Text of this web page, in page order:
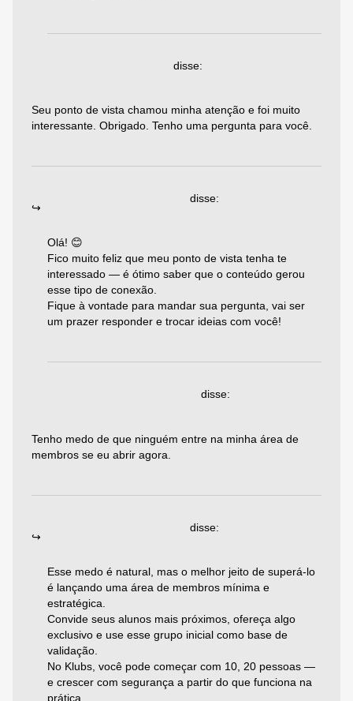
disse:
Seu ponto de vista chamou minha atenção e foi muito
interessante. Obrigado. Tenho uma pergunta para você.
disse:
Olá! 😊
Fico muito feliz que meu ponto de vista tenha te
interessado — é ótimo saber que o conteúdo gerou
esse tipo de conexão.
Fique à vontade para mandar sua pergunta, vai ser
um prazer responder e trocar ideias com você!
disse:
Tenho medo de que ninguém entre na minha área de
membros se eu abrir agora.
disse:
Esse medo é natural, mas o melhor jeito de superá-lo
é lançando uma área de membros mínima e
estratégica.
Convide seus alunos mais próximos, ofereça algo
exclusivo e use esse grupo inicial como base de
validação.
No Klubs, você pode começar com 10, 20 pessoas —
e crescer com segurança a partir do que funciona na
prática.